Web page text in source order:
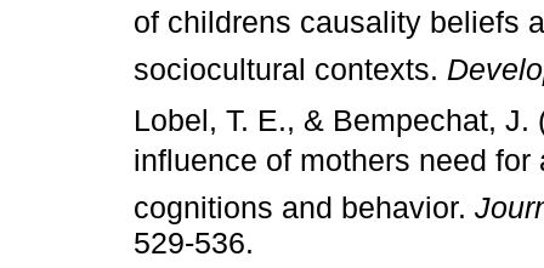
of childrens causality beliefs
sociocultural contexts.
Lobel, T. E., & Bempechat,
influence of mothers need
cognitions and behavior.
529­‑536.